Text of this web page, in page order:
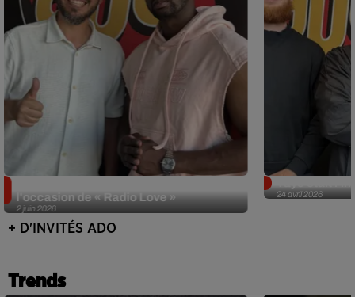
2 juin 2026
l'occasion de « Radio Love »
24 avril 2026
+ D'INVITÉS ADO
Trends